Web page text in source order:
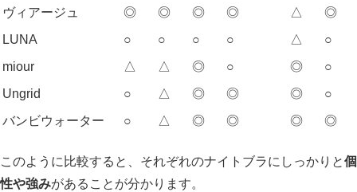
ヴィアージュ
◎ ◎ ◎ ◎ △
◎
LUNA
○ ○ ○ ○ △
○
miour
△ △ ◎ ○ ◎
○
Ungrid
○ △ ◎ ◎ ◎
○
バンビウォーター
○ △ ◎ ◎ ◎ ◎
このように比較すると、それぞれのナイトブラにしっかりと個
性や強みがあることが分かります。